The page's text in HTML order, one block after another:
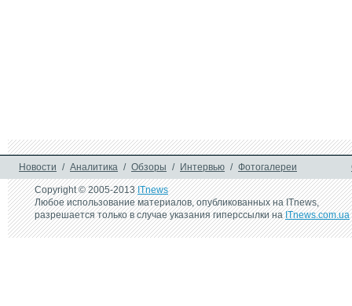
Новости / Аналитика / Обзоры / Интервью / Фотогалереи
Copyright © 2005-2013ITnews
Любое использование материалов, опубликованных на ITnews,
разрешается только в случае указания гиперссылки наITnews.com.ua